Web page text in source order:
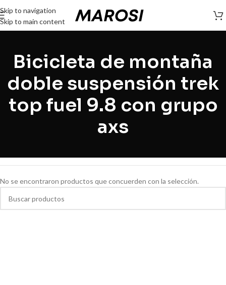
Skip to navigation
Skip to main content
Bicicleta de montaña
doble suspensión trek
top fuel 9.8 con grupo
axs
No se encontraron productos que concuerden con la selección.